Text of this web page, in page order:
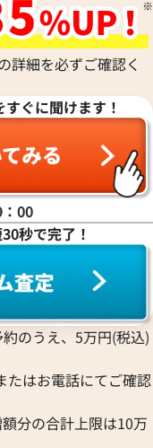
エルメス アザッ
手帳ケース レザ
35,000円
2026年3月3日時点
詳細を必ずご確認く
すぐに聞けます！
00
秒で完了！
のうえ、5万円(税込)
たはお電話にてご確認
分の合計上限は10万